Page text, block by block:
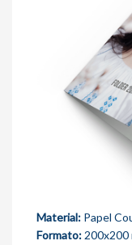
Material: Papel
Formato: 200x200